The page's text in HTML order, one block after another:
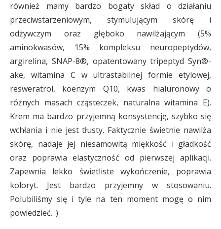
również mamy bardzo bogaty skład o działaniu
przeciwstarzeniowym, stymulującym skórę i
odżywczym oraz głęboko nawilżającym (5%
aminokwasów, 15% kompleksu neuropeptydów,
argirelina, SNAP-8®, opatentowany tripeptyd Syn®-
ake, witamina C w ultrastabilnej formie etylowej,
resweratrol, koenzym Q10, kwas hialuronowy o
różnych masach cząsteczek, naturalna witamina E).
Krem ma bardzo przyjemną konsystencję, szybko się
wchłania i nie jest tłusty. Faktycznie świetnie nawilża
skórę, nadaje jej niesamowitą miękkość i gładkość
oraz poprawia elastyczność od pierwszej aplikacji.
Zapewnia lekko świetliste wykończenie, poprawia
koloryt. Jest bardzo przyjemny w stosowaniu.
Polubiliśmy się i tyle na ten moment mogę o nim
powiedzieć. :)